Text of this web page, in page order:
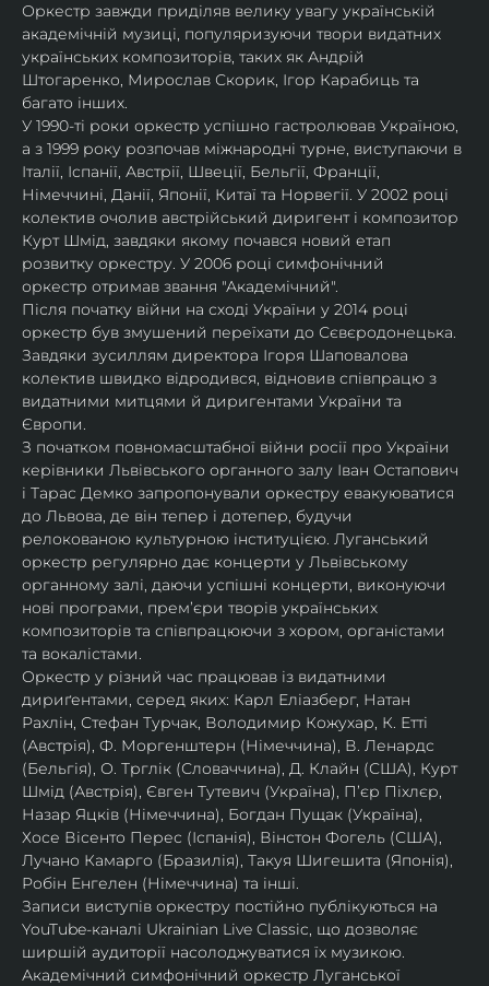
Оркестр завжди приділяв велику увагу українській
академічній музиці, популяризуючи твори видатних
українських композиторів, таких як Андрій
Штогаренко, Мирослав Скорик, Ігор Карабиць та
багато інших.
У 1990-ті роки оркестр успішно гастролював Україною,
а з 1999 року розпочав міжнародні турне, виступаючи в
Італії, Іспанії, Австрії, Швеції, Бельгії, Франції,
Німеччині, Данії, Японії, Китаї та Норвегії. У 2002 році
колектив очолив австрійський диригент і композитор
Курт Шмід, завдяки якому почався новий етап
розвитку оркестру. У 2006 році симфонічний
оркестр отримав звання "Академічний".
Після початку війни на сході України у 2014 році
оркестр був змушений переїхати до Сєвєродонецька.
Завдяки зусиллям директора Ігоря Шаповалова
колектив швидко відродився, відновив співпрацю з
видатними митцями й диригентами України та
Європи.
З початком повномасштабної війни росії про України
керівники Львівського органного залу Іван Остапович
і Тарас Демко запропонували оркестру евакуюватися
до Львова, де він тепер і дотепер, будучи
релокованою культурною інституцією. Луганський
оркестр регулярно дає концерти у Львівському
органному залі, даючи успішні концерти, виконуючи
нові програми, прем’єри творів українських
композиторів та співпрацюючи з хором, органістами
та вокалістами.
Оркестр у різний час працював із видатними
дириґентами, серед яких: Карл Еліазберг, Натан
Рахлін, Стефан Турчак, Володимир Кожухар, К. Етті
(Австрія), Ф. Моргенштерн (Німеччина), В. Ленардс
(Бельгія), О. Трглік (Словаччина), Д. Клайн (США), Курт
Шмід (Австрія), Євген Тутевич (Україна), П’єр Піхлєр,
Назар Яцків (Німеччина), Богдан Пущак (Україна),
Хосе Вісенто Перес (Іспанія), Вінстон Фогель (США),
Лучано Камарго (Бразилія), Такуя Шигешита (Японія),
Робін Енгелен (Німеччина) та інші.
Записи виступів оркестру постійно публікуються на
YouTube-каналі Ukrainian Live Classic, що дозволяє
ширшій аудиторії насолоджуватися їх музикою​.
Академічний симфонічний оркестр Луганської